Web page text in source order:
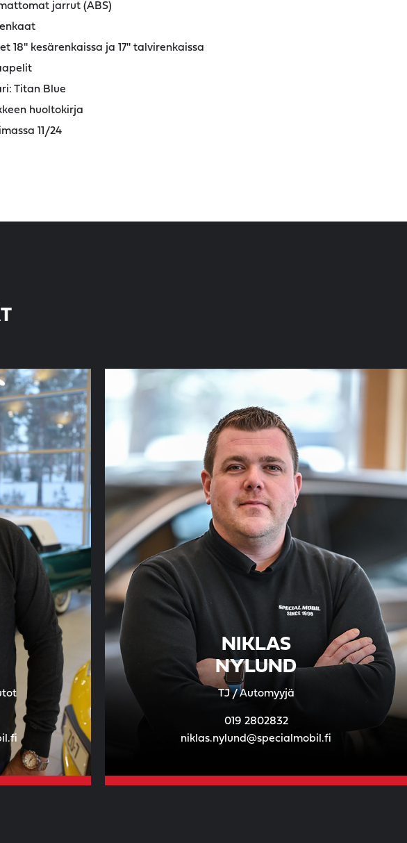
jarrut (ABS)
18'' kesärenkaissa ja 17'' talvirenkaissa
Titan Blue
huoltokirja
11/24
NIKLAS
NYLUND
TJ / Automyyjä
019 2802832
niklas.nylund@specialmobil.fi